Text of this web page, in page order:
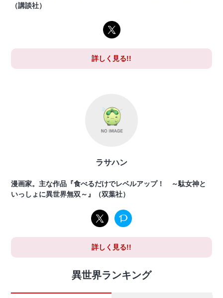
（講談社）
詳しく見る!!
ラサハン
漫画家。主な作品『食べるだけでレベルアップ！ ～駄女神と
いっしょに異世界無双～』（双葉社）
詳しく見る!!
異世界ランキング